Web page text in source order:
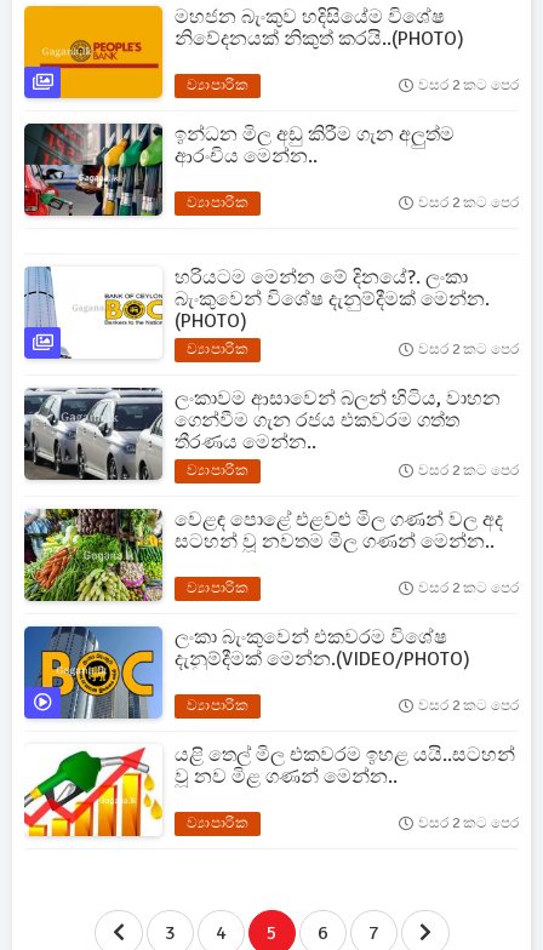
මහජන බැංකුව හදිසියේම විශේෂ
නිවේදනයක් නිකුත් කරයි..(PHOTO)
ව්‍යාපාරික වසර 2 කට පෙර
ඉන්ධන මිල අඩු කිරීම ගැන අලුත්ම
ආරංචිය මෙන්න..
ව්‍යාපාරික වසර 2 කට පෙර
හරියටම මෙන්න මේ දිනයේ?. ලංකා
බැංකුවෙන් විශේෂ දැනුම්දීමක් මෙන්න.
(PHOTO)
ව්‍යාපාරික වසර 2 කට පෙර
ලංකාවම ආසාවෙන් බලන් හිටිය, වාහන
ගෙන්වීම ගැන රජය එකවරම ගත්ත
තීරණය මෙන්න..
ව්‍යාපාරික වසර 2 කට පෙර
වෙළඳ පොළේ එළවළු මිල ගණන් වල අද
සටහන් වූ නවතම මිල ගණන් මෙන්න..
ව්‍යාපාරික වසර 2 කට පෙර
ලංකා බැංකුවෙන් එකවරම විශේෂ
දැනුම්දීමක් මෙන්න.(VIDEO/PHOTO)
ව්‍යාපාරික වසර 2 කට පෙර
යළි තෙල් මිල එකවරම ඉහළ යයි..සටහන්
වූ නව මිළ ගණන් මෙන්න..
ව්‍යාපාරික වසර 2 කට පෙර
3 4 5 6 7